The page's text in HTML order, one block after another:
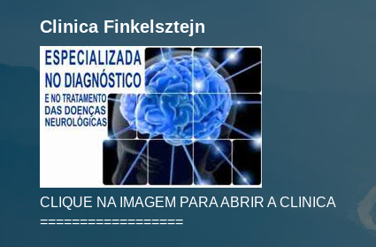
Clinica Finkelsztejn
CLIQUE NA IMAGEM PARA ABRIR A CLINICA
==================